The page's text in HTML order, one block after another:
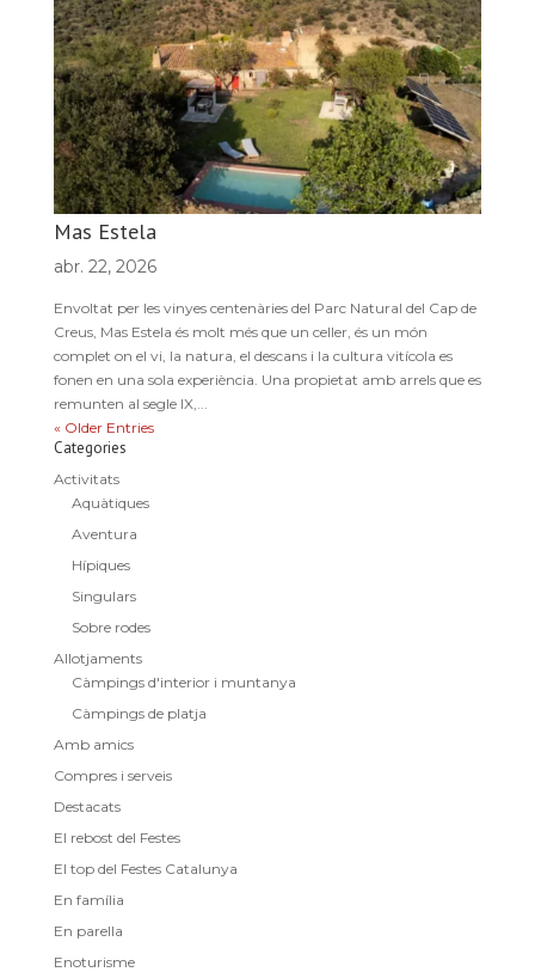
Mas Estela
abr. 22, 2026
Envoltat per les vinyes centenàries del Parc Natural del Cap de
Creus, Mas Estela és molt més que un celler, és un món
complet on el vi, la natura, el descans i la cultura vitícola es
fonen en una sola experiència. Una propietat amb arrels que es
remunten al segle IX,...
« Older Entries
Categories
Activitats
Aquàtiques
Aventura
Hípiques
Singulars
Sobre rodes
Allotjaments
Càmpings d'interior i muntanya
Càmpings de platja
Amb amics
Compres i serveis
Destacats
El rebost del Festes
El top del Festes Catalunya
En família
En parella
Enoturisme